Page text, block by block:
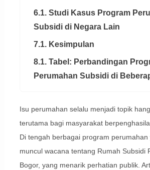
6.1. Studi Kasus Program
Subsidi di Negara Lain
7.1. Kesimpulan
8.1. Tabel: Perbandingan
Perumahan Subsidi di
Isu perumahan selalu menjadi topik
terutama bagi masyarakat
Di tengah berbagai program perumahan
muncul wacana tentang Rumah Subsidi
Bogor, yang menarik perhatian publik.